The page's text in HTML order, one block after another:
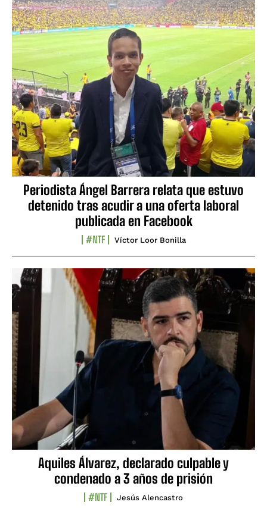
Periodista Ángel Barrera relata que estuvo
detenido tras acudir a una oferta laboral
publicada en Facebook
#NTF Víctor Loor Bonilla
Aquiles Álvarez, declarado culpable y
condenado a 3 años de prisión
#NTF Jesús Alencastro